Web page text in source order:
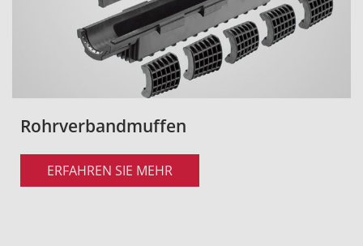
Rohrverbandmuffen
ERFAHREN SIE MEHR